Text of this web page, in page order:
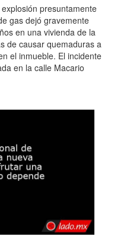
presuntamente
gas dejó gravemente
en una vivienda de la
de causar quemaduras a
el inmueble. El incidente
en la calle Macario